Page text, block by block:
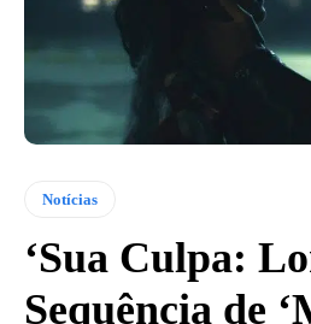
Notícias
‘Sua Culpa:
Sequência de